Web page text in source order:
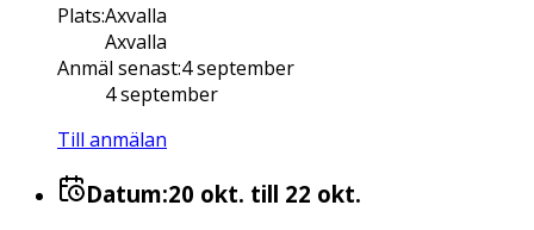
Plats:Axvalla
Axvalla
Anmäl senast:4 september
4 september
Till anmälan
Datum:20 okt. till 22 okt.